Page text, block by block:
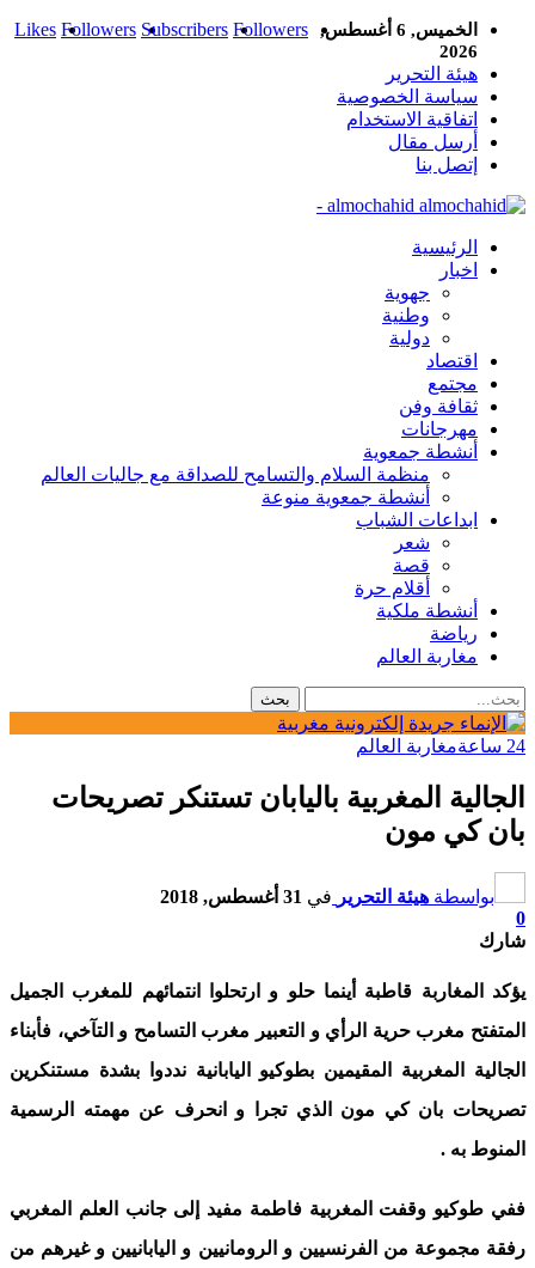
Likes Followers Subscribers Followers
الخميس, 6 أغسطس,
2026
هيئة التحرير
سياسة الخصوصية
اتفاقية الاستخدام
أرسل مقال
إتصل بنا
almochahid -
الرئيسية
اخبار
جهوية
وطنية
دولية
اقتصاد
مجتمع
ثقافة وفن
مهرجانات
أنشطة جمعوية
منظمة السلام والتسامح للصداقة مع جاليات العالم
أنشطة جمعوية منوعة
ابداعات الشباب
شعر
قصة
أقلام حرة
أنشطة ملكية
رياضة
مغاربة العالم
24 ساعة مغاربة العالم
الجالية المغربية باليابان تستنكر تصريحات
بان كي مون
بواسطة هيئة التحرير في 31 أغسطس, 2018
0
شارك
يؤكد المغاربة قاطبة أينما حلو و ارتحلوا انتمائهم للمغرب الجميل
المتفتح مغرب حرية الرأي و التعبير مغرب التسامح و التآخي، فأبناء
الجالية المغربية المقيمين بطوكيو اليابانية نددوا بشدة مستنكرين
تصريحات بان كي مون الذي تجرا و انحرف عن مهمته الرسمية
المنوط به .
ففي طوكيو وقفت المغربية فاطمة مفيد
إلى جانب العلم المغربي
رفقة مجموعة من الفرنسيين و الرومانيين و اليابانيين و غيرهم من